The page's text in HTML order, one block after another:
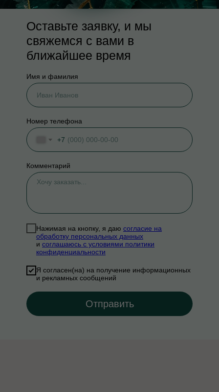
Оставьте заявку, и мы
свяжемся с вами в
ближайшее время
Имя и фамилия
Номер телефона
+7
Комментарий
Нажимая на кнопку, я даю согласие на
обработку персональных данных
и соглашаюсь с условиями политики
конфиденциальности
Я согласен(на) на получение информационных
и рекламных сообщений
Отправить